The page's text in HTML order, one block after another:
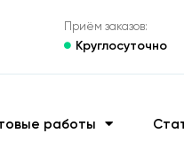
Приём заказов:
Круглосуточно
работы